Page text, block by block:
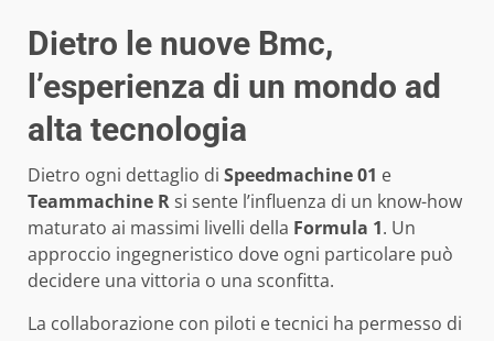
Dietro le nuove Bmc,
l’esperienza di un mondo ad
alta tecnologia
Dietro ogni dettaglio di Speedmachine 01 e
Teammachine Rsi sente l’influenza di un know-how
maturato ai massimi livelli della Formula 1. Un
approccio ingegneristico dove ogni particolare può
decidere una vittoria o una sconfitta.
La collaborazione con piloti e tecnici ha permesso di